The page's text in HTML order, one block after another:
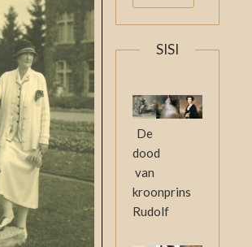
SISI
De
dood
van
kroonprins
Rudolf